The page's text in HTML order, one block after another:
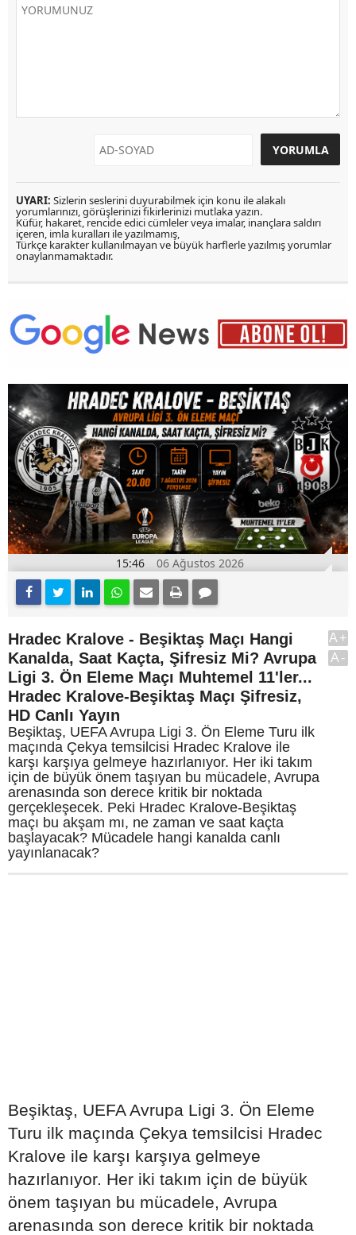
UYARI: Sizlerin seslerini duyurabilmek için konu ile alakalı
yorumlarınızı, görüşlerinizi fikirlerinizi mutlaka yazın.
Küfür, hakaret, rencide edici cümleler veya imalar, inançlara saldırı
içeren, imla kuralları ile yazılmamış,
Türkçe karakter kullanılmayan ve büyük harflerle yazılmış yorumlar
onaylanmamaktadır.
15:46 06 Ağustos 2026
Hradec Kralove - Beşiktaş Maçı Hangi
Kanalda, Saat Kaçta, Şifresiz Mi? Avrupa
Ligi 3. Ön Eleme Maçı Muhtemel 11'ler...
Hradec Kralove-Beşiktaş Maçı Şifresiz,
HD Canlı Yayın
Beşiktaş, UEFA Avrupa Ligi 3. Ön Eleme Turu ilk
maçında Çekya temsilcisi Hradec Kralove ile
karşı karşıya gelmeye hazırlanıyor. Her iki takım
için de büyük önem taşıyan bu mücadele, Avrupa
arenasında son derece kritik bir noktada
gerçekleşecek. Peki Hradec Kralove-Beşiktaş
maçı bu akşam mı, ne zaman ve saat kaçta
başlayacak? Mücadele hangi kanalda canlı
yayınlanacak?
A+
A-
Beşiktaş, UEFA Avrupa Ligi 3. Ön Eleme
Turu ilk maçında Çekya temsilcisi Hradec
Kralove ile karşı karşıya gelmeye
hazırlanıyor. Her iki takım için de büyük
önem taşıyan bu mücadele, Avrupa
arenasında son derece kritik bir noktada